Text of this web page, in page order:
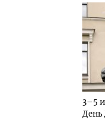
3–5
День